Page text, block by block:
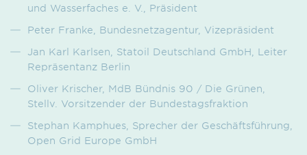
und Wasserfaches e. V., Präsident
Peter Franke, Bundesnetzagentur, Vizepräsident
Jan Karl Karlsen, Statoil Deutschland GmbH, Leiter
Repräsentanz Berlin
Oliver Krischer, MdB Bündnis 90 / Die Grünen,
Stellv. Vorsitzender der Bundestagsfraktion
Stephan Kamphues, Sprecher der Geschäftsführung,
Open Grid Europe GmbH